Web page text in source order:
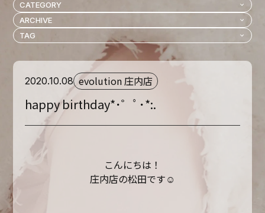
2020.10.08 evolution 庄内店
happy birthday*･゜ﾟ･*:.
こんにちは！
庄内店の松田です☺︎